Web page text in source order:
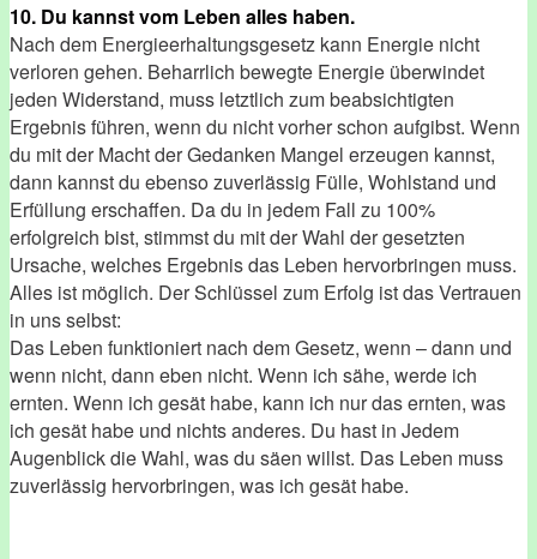
10. Du kannst vom Leben alles haben.
Nach dem Energieerhaltungsgesetz kann Energie nicht
verloren gehen. Beharrlich bewegte Energie überwindet
jeden Widerstand, muss letztlich zum beabsichtigten
Ergebnis führen, wenn du nicht vorher schon aufgibst. Wenn
du mit der Macht der Gedanken Mangel erzeugen kannst,
dann kannst du ebenso zuverlässig Fülle, Wohlstand und
Erfüllung erschaffen. Da du in jedem Fall zu 100%
erfolgreich bist, stimmst du mit der Wahl der gesetzten
Ursache, welches Ergebnis das Leben hervorbringen muss.
Alles ist möglich. Der Schlüssel zum Erfolg ist das Vertrauen
in uns selbst:
Das Leben funktioniert nach dem Gesetz, wenn – dann und
wenn nicht, dann eben nicht. Wenn ich sähe, werde ich
ernten. Wenn ich gesät habe, kann ich nur das ernten, was
ich gesät habe und nichts anderes. Du hast in Jedem
Augenblick die Wahl, was du säen willst. Das Leben muss
zuverlässig hervorbringen, was ich gesät habe.